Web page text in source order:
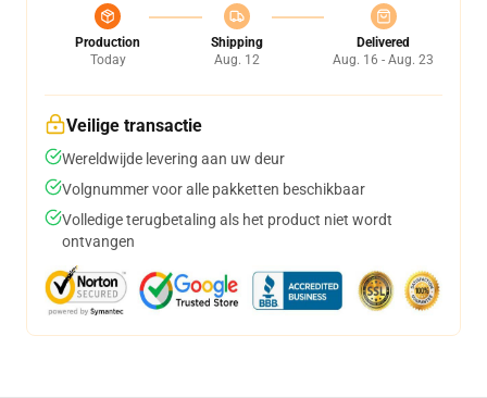
Production
Today
Shipping
Aug. 12
Delivered
Aug. 16 - Aug. 23
Veilige transactie
Wereldwijde levering aan uw deur
Volgnummer voor alle pakketten beschikbaar
Volledige terugbetaling als het product niet wordt
ontvangen